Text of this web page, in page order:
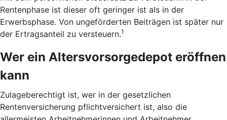
Rentenphase ist dieser oft geringer ist als in der
Erwerbsphase. Von ungeförderten Beiträgen ist später nur
der Ertragsanteil zu versteuern.1
Wer ein Altersvorsorgedepot eröffnen
kann
Zulageberechtigt ist, wer in der gesetzlichen
Rentenversicherung pflichtversichert ist, also die